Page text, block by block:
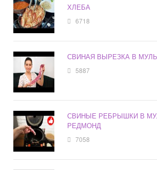
ХЛЕБА
6718
СВИНАЯ ВЫРЕЗКА В
5887
СВИНЫЕ РЕБРЫШКИ В
РЕДМОНД
7058